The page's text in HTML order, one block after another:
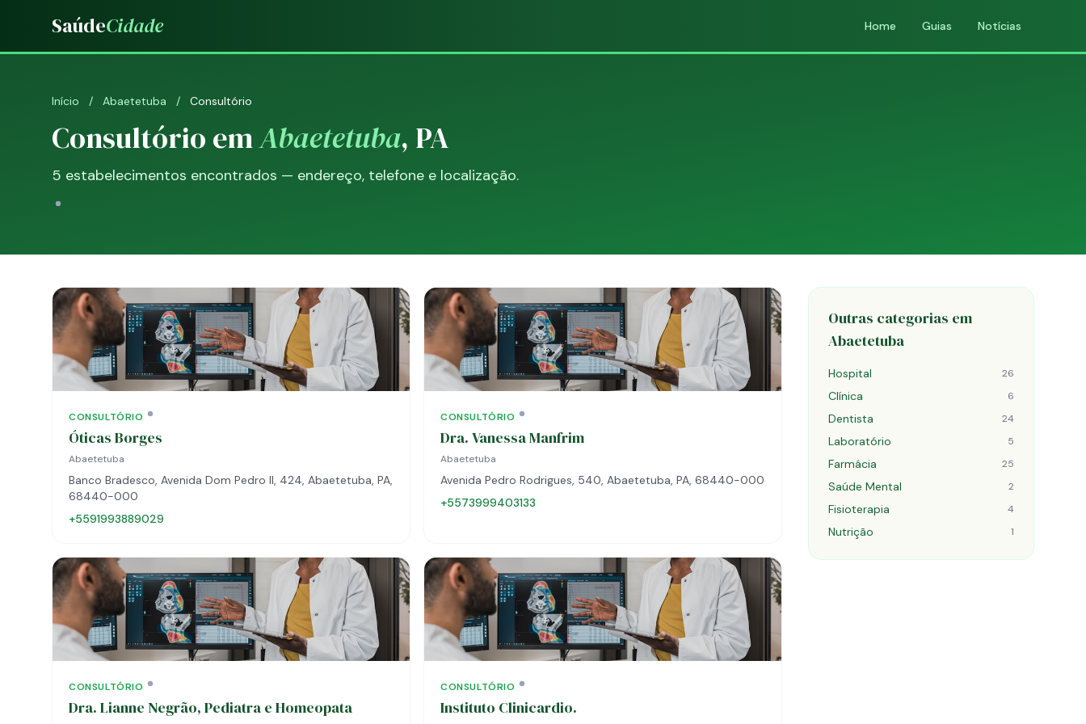
SaúdeCidade Home Guias Notícias
Início / Abaetetuba / Consultório
Consultório emAbaetetuba, PA
5 estabelecimentos encontrados — endereço, telefone e localização.
CONSULTÓRIO
Óticas Borges
Abaetetuba
Banco Bradesco, Avenida Dom Pedro II, 424, Abaetetuba, PA,
68440-000
+5591993889029
CONSULTÓRIO
Dra. Vanessa Manfrim
Abaetetuba
Avenida Pedro Rodrigues, 540, Abaetetuba, PA, 68440-000
+5573999403133
CONSULTÓRIO
Dra. Lianne Negrão, Pediatra e Homeopata
CONSULTÓRIO
Instituto Clinicardio.
Outras categorias em
Abaetetuba
Hospital 26
Clínica 6
Dentista 24
Laboratório 5
Farmácia 25
Saúde Mental 2
Fisioterapia 4
Nutrição 1